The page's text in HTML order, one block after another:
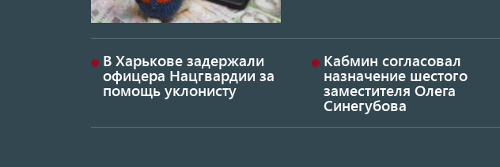
В Харькове задержали
офицера Нацгвардии за
помощь уклонисту
Кабмин согласовал
назначение шестого
заместителя Олега
Синегубова